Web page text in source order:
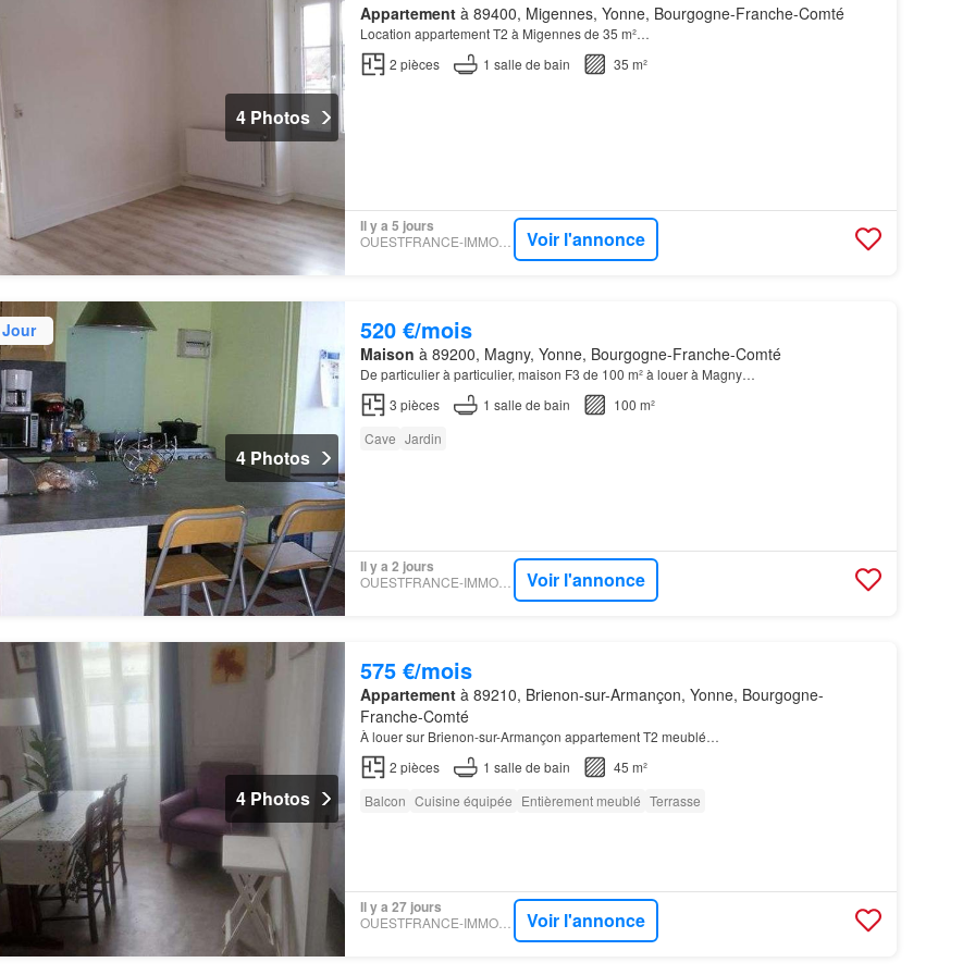
4 Photos
Appartementà 89400, Migennes, Yonne, Bourgogne-Franche-Comté
Location appartement T2 à Migennes de 35 m²…
2 pièces 1 salle de bain 35 m²
Il y a 5 jours
OUESTFRANCE-IMMO - GOBOCOM Voir l'annonce
4 Photos
520 €/mois
Maison à 89200, Magny, Yonne, Bourgogne-Franche-Comté
De particulier à particulier, maison F3 de 100 m² à louer à Magny…
3 pièces 1 salle de bain
100 m²
Cave Jardin
Il y a 2 jours
OUESTFRANCE-IMMO - GOBOCOM Voir l'annonce
4 Photos
575 €/mois
Appartementà 89210, Brienon-sur-Armançon, Yonne, Bourgogne-
Franche-Comté
À louer sur Brienon-sur-Armançon appartement T2 meublé…
2 pièces 1 salle de bain
45 m²
Balcon Cuisine équipée Entièrement meublé Terrasse
Il y a 27 jours
OUESTFRANCE-IMMO - GOBOCOM Voir l'annonce